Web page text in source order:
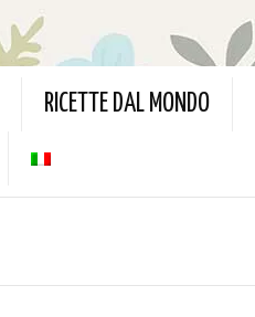
RICETTE DAL MONDO